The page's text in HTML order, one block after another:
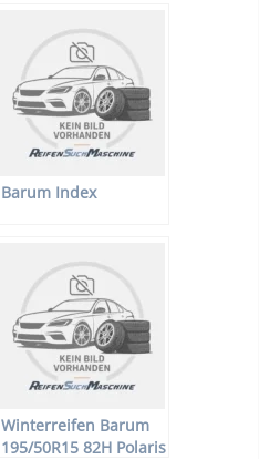
Barum Index
Winterreifen Barum
195/50R15 82H Polaris